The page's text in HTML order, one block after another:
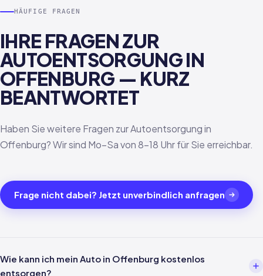
HÄUFIGE FRAGEN
IHRE FRAGEN ZUR
AUTOENTSORGUNG IN
OFFENBURG — KURZ
BEANTWORTET
Haben Sie weitere Fragen zur Autoentsorgung in
Offenburg? Wir sind Mo–Sa von 8–18 Uhr für Sie erreichbar.
Frage nicht dabei? Jetzt unverbindlich anfragen
Wie kann ich mein Auto in Offenburg kostenlos
entsorgen?